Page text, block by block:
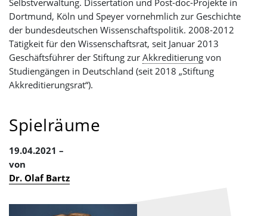
Selbstverwaltung. Dissertation und Post-doc-Projekte in
Dortmund, Köln und Speyer vornehmlich zur Geschichte
der bundesdeutschen Wissenschaftspolitik. 2008-2012
Tätigkeit für den Wissenschaftsrat, seit Januar 2013
Geschäftsführer der Stiftung zur Akkreditierung von
Studiengängen in Deutschland (seit 2018 „Stiftung
Akkreditierungsrat“).
Spielräume
19.04.2021
von
Dr. Olaf Bartz